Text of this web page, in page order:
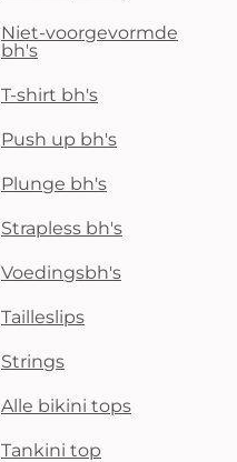
Niet-voorgevormde
bh's
T-shirt bh's
Push up bh's
Plunge bh's
Strapless bh's
Voedingsbh's
Tailleslips
Strings
Alle bikini tops
Tankini top